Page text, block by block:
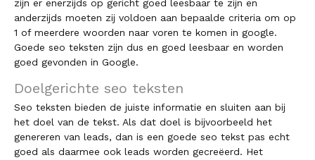
zijn er enerzijds op gericht goed leesbaar te zijn en
anderzijds moeten zij voldoen aan bepaalde criteria om op
1 of meerdere woorden naar voren te komen in google.
Goede seo teksten zijn dus en goed leesbaar en worden
goed gevonden in Google.
Doelgerichte seo teksten
Seo teksten bieden de juiste informatie en sluiten aan bij
het doel van de tekst. Als dat doel is bijvoorbeeld het
genereren van leads, dan is een goede seo tekst pas echt
goed als daarmee ook leads worden gecreëerd. Het